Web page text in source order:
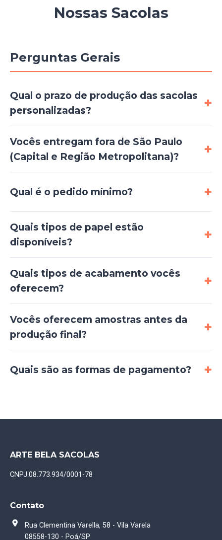
Nossas Sacolas
Perguntas Gerais
Qual o prazo de produção das sacolas
personalizadas?
Vocês entregam fora de São Paulo
(Capital e Região Metropolitana)?
Qual é o pedido mínimo?
Quais tipos de papel estão
disponíveis?
Quais tipos de acabamento vocês
oferecem?
Vocês oferecem amostras antes da
produção final?
Quais são as formas de pagamento?
ARTE BELA SACOLAS
CNPJ:08.773.934/0001-78
Contato
Rua Clementina Varella, 58 - Vila Varela
08558-130 - Poá/SP